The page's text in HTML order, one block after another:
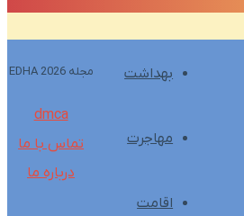
بهداشت
مهاجرت
اقامت
مجله EDHA 2026
dmca
تماس با ما
درباره ما